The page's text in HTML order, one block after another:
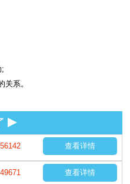
;
关系。
查看详情
查看详情